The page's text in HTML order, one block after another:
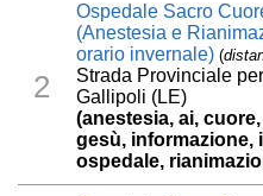
2
Ospedale Sacro
(Anestesia e
orario invernale) (
Strada Provinciale
Gallipoli (LE)
(anestesia, ai,
gesù, informazione,
ospedale,